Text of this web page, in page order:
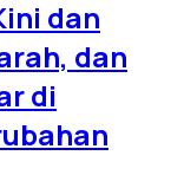
dan
dan
di